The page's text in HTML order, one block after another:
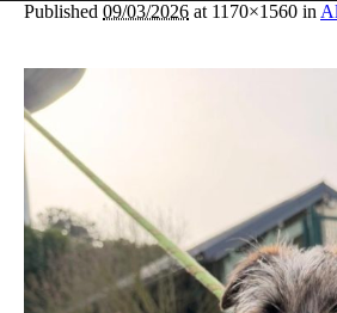
Published 09/03/2026 at 1170×1560 in